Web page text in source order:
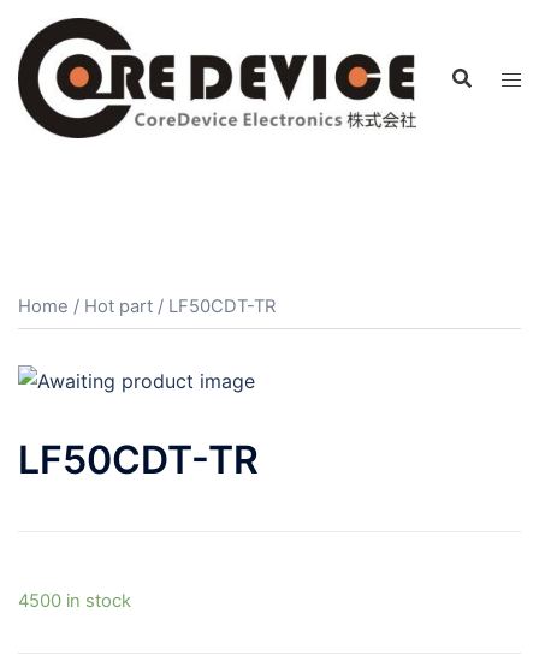
Home / Hot part / LF50CDT-TR
LF50CDT-TR
4500 in stock